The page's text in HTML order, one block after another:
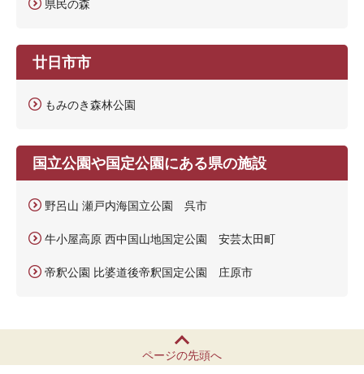
県民の森
廿日市市
もみのき森林公園
国立公園や国定公園にある県の施設
野呂山 瀬戸内海国立公園 呉市
牛小屋高原 西中国山地国定公園 安芸太田町
帝釈公園 比婆道後帝釈国定公園 庄原市
ページの先頭へ